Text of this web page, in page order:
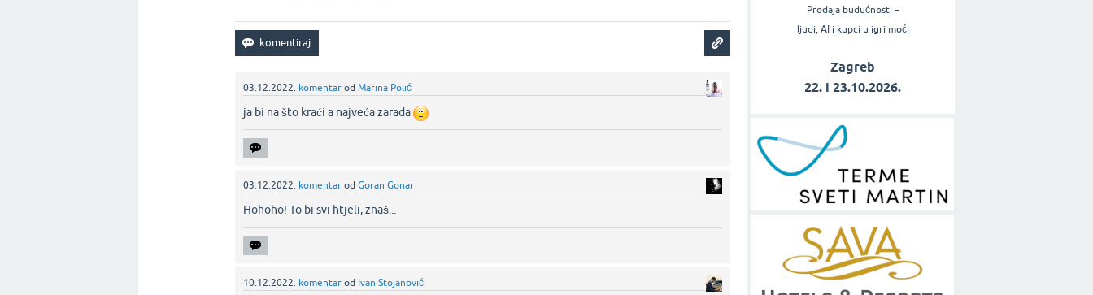
03.12.2022. komentar odMarina Polić
ja bi na što kraći a najveća zarada
03.12.2022. komentar odGoran Gonar
Hohoho! To bi svi htjeli, znaš...‌
10.12.2022. komentar od Ivan Stojanović
Prodaja budućnosti –
ljudi, AI i kupci u igri moći
Zagreb
22. i 23.10.2026.